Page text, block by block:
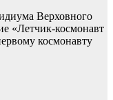
Верховного
«Летчик-космонавт
космонавту